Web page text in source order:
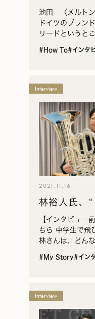
トン〉 テュ
池田 〈メルトン
ドイツのブラン
リードというと
創業し、息子の
#How To#インタ
Interview
2021.11.16
林裕人氏、
る vol.1
【インタビュー
ちら 中学生で飛
林さんは、どん
吹奏楽部で始め
#My Story#イン
Interview